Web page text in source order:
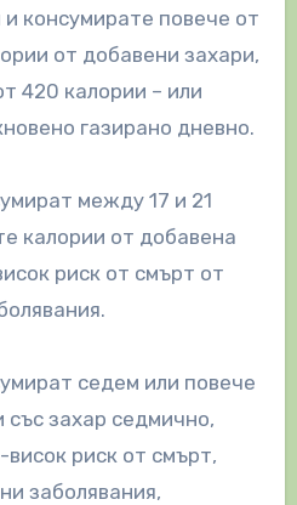
консумирате повече от
от добавени захари,
420 калории – или
газирано дневно.
между 17 и 21
калории от добавена
риск от смърт от
седем или повече
захар седмично,
риск от смърт,
заболявания,